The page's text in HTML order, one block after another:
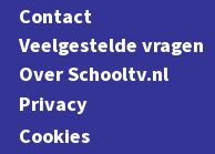
Contact
Veelgestelde vragen
Over Schooltv.nl
Privacy
Cookies